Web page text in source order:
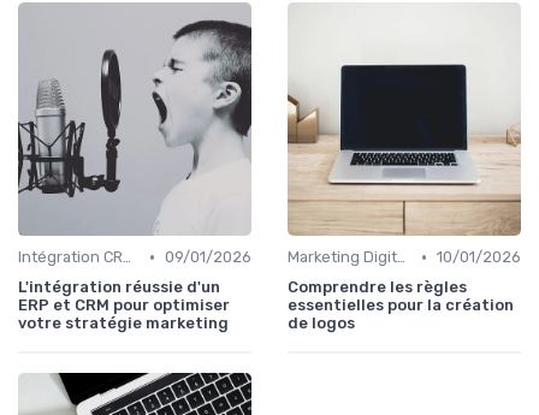
Intégration CRM et Marketing • 09/01/2026
L'intégration réussie d'un
ERP et CRM pour optimiser
votre stratégie marketing
Marketing Digital et Réglementations • 10/01/2026
Comprendre les règles
essentielles pour la création
de logos